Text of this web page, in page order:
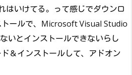
はいけてる。って感じでダウンロ
トールで、Microsoft Visual Studio
いとインストールできないらし
＆インストールして、アドオン